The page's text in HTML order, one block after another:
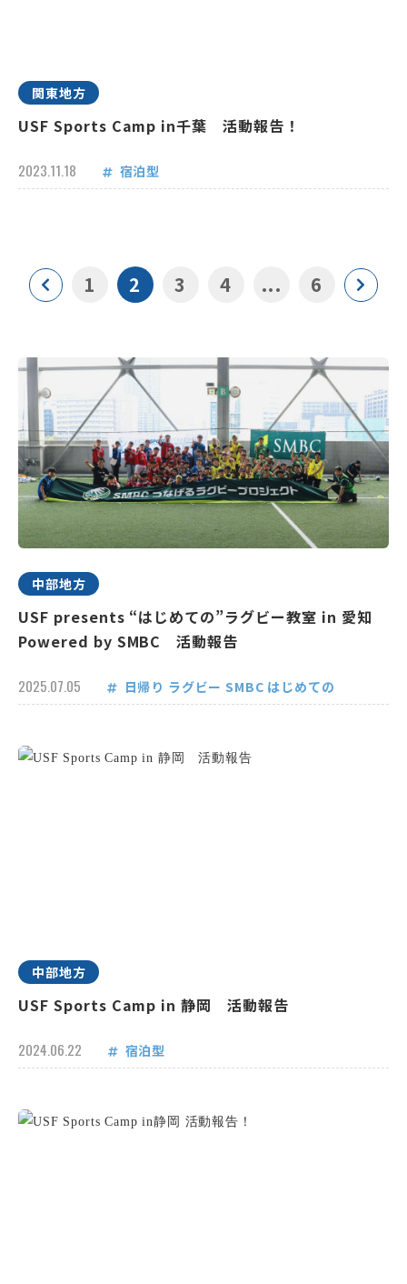
関東地方
USF Sports Camp in千葉 活動報告！
2023.11.18 宿泊型
1 2 3 4 ... 6
中部地方
USF presents “はじめての”ラグビー教室 in 愛知
Powered by SMBC 活動報告
2025.07.05 日帰り ラグビー SMBC はじめての
中部地方
USF Sports Camp in 静岡 活動報告
2024.06.22 宿泊型